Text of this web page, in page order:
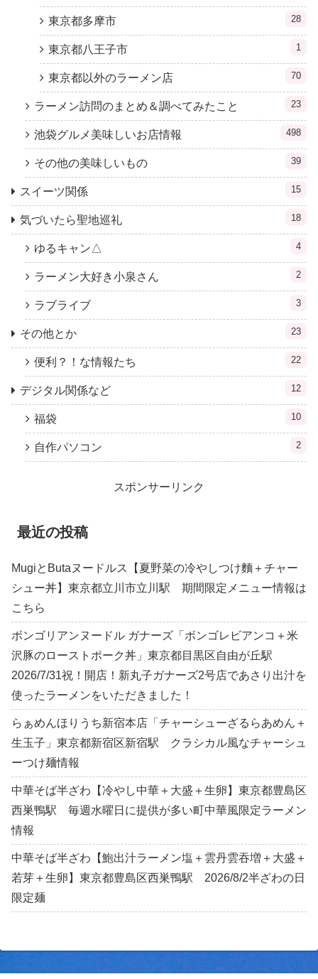
東京都多摩市 28
東京都八王子市 1
東京都以外のラーメン店 70
ラーメン訪問のまとめ＆調べてみたこと 23
池袋グルメ美味しいお店情報 498
その他の美味しいもの 39
スイーツ関係 15
気づいたら聖地巡礼 18
ゆるキャン△ 4
ラーメン大好き小泉さん 2
ラブライブ 3
その他とか 23
便利？！な情報たち 22
デジタル関係など 12
福袋 10
自作パソコン 2
スポンサーリンク
最近の投稿
MugiとButaヌードルス【夏野菜の冷やしつけ麵＋チャー
シュー丼】東京都立川市立川駅 期間限定メニュー情報は
こちら
ボンゴリアンヌードル ガナーズ「ボンゴレビアンコ＋米
沢豚のローストポーク丼」東京都目黒区自由が丘駅
2026/7/31祝！開店！新丸子ガナーズ2号店であさり出汁を
使ったラーメンをいただきました！
らぁめんほりうち新宿本店「チャーシューざるらあめん＋
生玉子」東京都新宿区新宿駅 クラシカル風なチャーシュ
ーつけ麺情報
中華そば半ざわ【冷やし中華＋大盛＋生卵】東京都豊島区
西巣鴨駅 毎週水曜日に提供が多い町中華風限定ラーメン
情報
中華そば半ざわ【鮑出汁ラーメン塩＋雲丹雲吞増＋大盛＋
若芽＋生卵】東京都豊島区西巣鴨駅 2026/8/2半ざわの日
限定麺